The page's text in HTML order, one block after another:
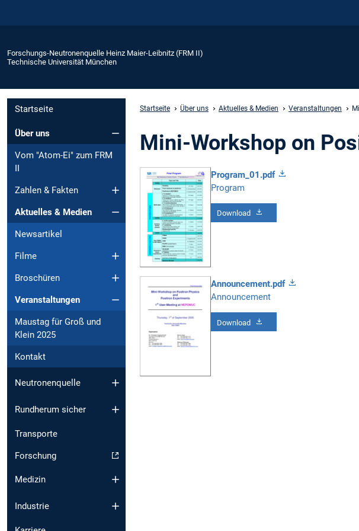
Forschungs-Neutronenquelle Heinz Maier-Leibnitz (FRM II)
Technische Universität München
Startseite
Über uns
Vom "Atom-Ei" zum FRM
II
Zahlen & Fakten
Aktuelles & Medien
Newsartikel
Filme
Broschüren
Veranstaltungen
Maustag für Groß und
Klein 2025
Kontakt
Neutronenquelle
Rundherum sicher
Transporte
Forschung
Medizin
Industrie
Startseite Über uns Aktuelles & Medien Veranstaltungen
Mini-Workshop on
Program_01.pdf
Program
Download
Announcement.pdf
Announcement
Download